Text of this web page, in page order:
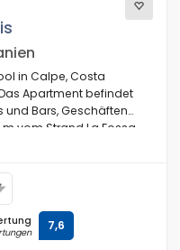
in Calpe, Costa
Apartment befindet
und Bars, Geschäften
vom Strand La Fossa
7,6